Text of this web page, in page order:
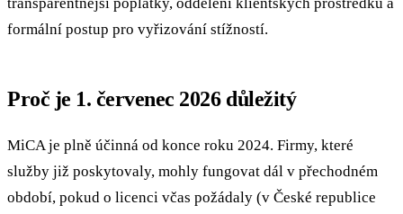
formální postup pro vyřizování stížností.
Proč je 1. červenec 2026 důležitý
MiCA je plně účinná od konce roku 2024. Firmy, které
služby již poskytovaly, mohly fungovat dál v přechodném
období, pokud o licenci včas požádaly (v České republice